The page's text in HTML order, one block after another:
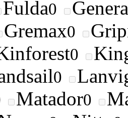
Fulda0
Gremax0
0
0
Matador0